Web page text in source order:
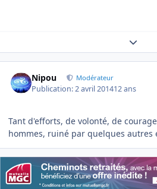
Nipou Modérateur
Publication:2 avril 201412 ans
Tant d'efforts, de volonté, de
hommes, ruiné par quelques autres